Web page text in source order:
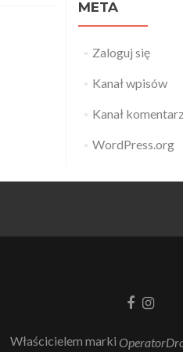
META
Zaloguj się
Kanał wpisów
Kanał
WordPress.org
LinkLink
Właścicielem marki